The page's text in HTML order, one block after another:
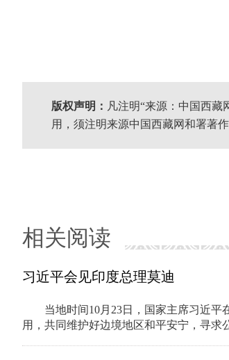
版权声明： 凡注明“来源：中国西藏
用，须注明来源中国西藏网和署著
相关阅读
习近平会见印度总理莫迪
当地时间10月23日，国家主席习近
用，共同维护好边境地区和平安宁，寻求